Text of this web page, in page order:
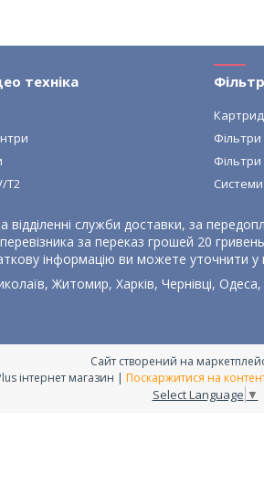
техніка
T2
служби доставки, за
за переказ грошей 20
інформацію ви можете уточнити
Житомир, Харків, Чернівці,
Сайт створений на
E-Plus інтернет магазин | Поскаржитися на
Select Language ▼